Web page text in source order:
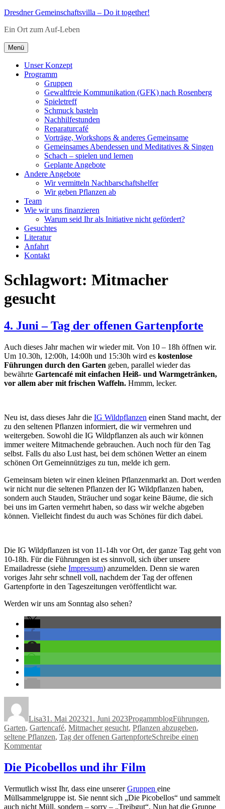
Zum
springen
Dresdner Gemeinschaftsvilla – Do it together!
Ein Ort zum Auf-Leben
Menü
Unser Konzept
Programm
Gruppen
Gewaltfreie Kommunikation (GFK) nach Rosenberg
Spieletreff
Schmuck basteln
Nachhilfestunden
Reparaturcafé
Vorträge, Workshops & anderes Gemeinsame
Gemeinsames Abendessen und Meditatives & Singen
Schach – spielen und lernen
Geplante Angebote
Andere Angebote
Wir vermitteln Nachbarschaftshelfer
Wir geben Pflanzen ab
Team
Wie wir uns finanzieren
Warum seid Ihr als Initiative nicht gefördert?
Gesuchtes
Literatur
Anfahrt
Kontakt
Schlagwort: Mitmacher
gesucht
4. Juni – Tag der offenen Gartenpforte
Auch dieses Jahr machen wir wieder mit. Von 10 – 18h öffnen wir.
Um 10.30h, 12:00h, 14:00h und 15:30h wird es kostenlose
Führungen durch den Garten geben, parallel wieder das
bewährte Gartencafé mit einfachen Heiß- und Warmgetränken,
vor allem aber mit frischen Waffeln. Hmmm, lecker.
Neu ist, dass dieses Jahr die IG Wildpflanzen einen Stand macht, der
zu den seltenen Pflanzen informiert, die wir vermehren und
weitergeben. Sowohl die IG Wildpflanzen als auch wir können
immer weitere Mitmachende gebrauchen. Auch noch für den Tag
selbst. Falls du also Lust hast, bei dem schönen Wetter an einem
schönen Ort Gemeinnütziges zu tun, melde ich gern.
Gemeinsam bieten wir einen kleinen Pflanzenmarkt an. Dort werden
wir nicht nur die seltenen Pflanzen der IG Wildpflanzen haben,
sondern auch Stauden, Sträucher und sogar keine Bäume, die sich
bei uns im Garten vermehrt haben, so dass wir welche abgeben
können. Vielleicht findest du auch was Schönes für dich dabei.
Die IG Wildpflanzen ist von 11-14h vor Ort, der ganze Tag geht von
10-18h. Für die Führungen ist es sinnvoll, sich über unsere
Emailadresse (siehe Impressum) anzumelden. Denn sie waren
voriges Jahr sehr schnell voll, nachdem der Tag der offenen
Gartenpforte in den Tageszeitungen veröffentlicht war.
Werden wir uns am Sonntag also sehen?
Lisa31. Mai 202321. Juni 2023ProgammblogFührungen,
Garten, Gartencafé, Mitmacher gesucht, Pflanzen abzugeben,
seltene Pflanzen, Tag der offenen GartenpforteSchreibe einen
Kommentarzu
Juni
–
der
offenen
Die Picobellos und ihr Film
Vermutlich wisst Ihr, dass eine unsererGruppen eine
Müllsammelgruppe ist. Sie nennt sich „Die Picobellos“ und sammelt
auch nicht Müll, sondern – sorry – „Treibgut“. Nun hat die Gruppe